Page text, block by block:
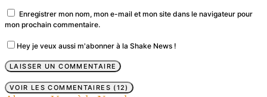
Enregistrer mon nom, mon e-mail et mon site dans le navigateur pour
mon prochain commentaire.
Hey je veux aussi m'abonner à la Shake News !
VOIR LES COMMENTAIRES (12)